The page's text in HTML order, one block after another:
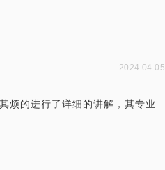
2024.04.05
烦的进行了详细的讲解，其专业